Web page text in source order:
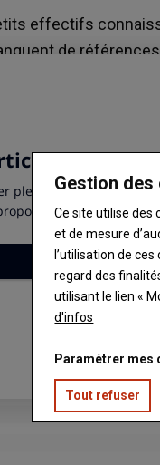
effectifs
de
et génomique, et
Gestion des
Ce site utilise des
et de mesure
l’utilisation de
regard des
utilisant le lien «
d'infos
Paramétrer mes
Tout refuser